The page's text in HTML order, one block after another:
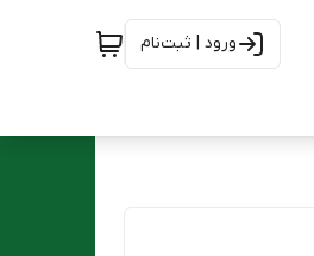
ورود | ثبت‌نام